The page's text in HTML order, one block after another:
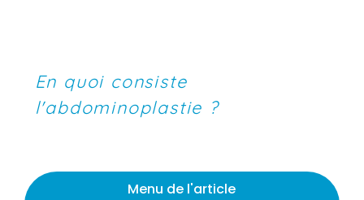
En quoi consiste
l'abdominoplastie ?
Menu de l'article